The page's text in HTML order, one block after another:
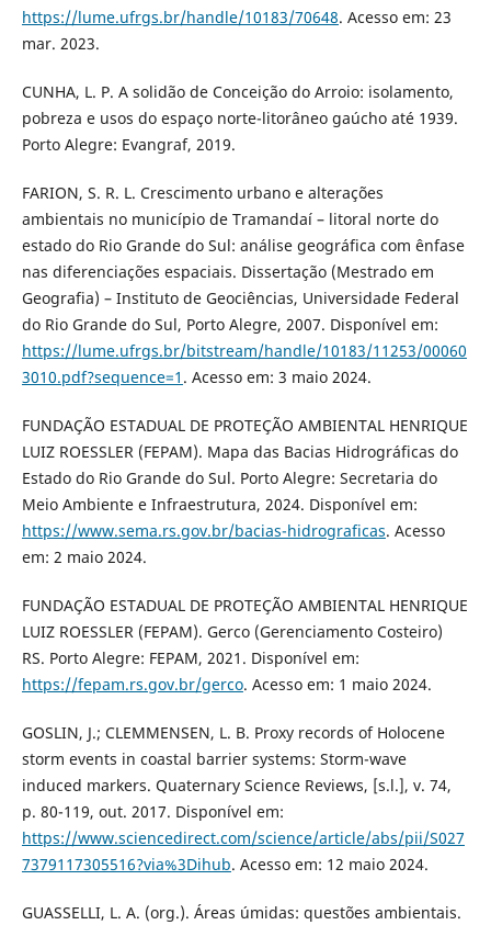
https://lume.ufrgs.br/handle/10183/70648. Acesso em: 23
mar. 2023.
CUNHA, L. P. A solidão de Conceição do Arroio: isolamento,
pobreza e usos do espaço norte-litorâneo gaúcho até 1939.
Porto Alegre: Evangraf, 2019.
FARION, S. R. L. Crescimento urbano e alterações
ambientais no município de Tramandaí – litoral norte do
estado do Rio Grande do Sul: análise geográfica com ênfase
nas diferenciações espaciais. Dissertação (Mestrado em
Geografia) – Instituto de Geociências, Universidade Federal
do Rio Grande do Sul, Porto Alegre, 2007. Disponível em:
https://lume.ufrgs.br/bitstream/handle/10183/11253/00060
3010.pdf?sequence=1 . Acesso em: 3 maio 2024.
FUNDAÇÃO ESTADUAL DE PROTEÇÃO AMBIENTAL HENRIQUE
LUIZ ROESSLER (FEPAM). Mapa das Bacias Hidrográficas do
Estado do Rio Grande do Sul. Porto Alegre: Secretaria do
Meio Ambiente e Infraestrutura, 2024. Disponível em:
https://www.sema.rs.gov.br/bacias-hidrograficas. Acesso
em: 2 maio 2024.
FUNDAÇÃO ESTADUAL DE PROTEÇÃO AMBIENTAL HENRIQUE
LUIZ ROESSLER (FEPAM). Gerco (Gerenciamento Costeiro)
RS. Porto Alegre: FEPAM, 2021. Disponível em:
https://fepam.rs.gov.br/gerco. Acesso em: 1 maio 2024.
GOSLIN, J.; CLEMMENSEN, L. B. Proxy records of Holocene
storm events in coastal barrier systems: Storm-wave
induced markers. Quaternary Science Reviews, [s.l.], v. 74,
p. 80-119, out. 2017. Disponível em:
https://www.sciencedirect.com/science/article/abs/pii/S027
7379117305516?via%3Dihub. Acesso em: 12 maio 2024.
GUASSELLI, L. A. (org.). Áreas úmidas: questões ambientais.